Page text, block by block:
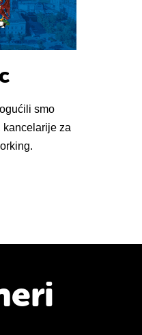
smo
kancelarije za